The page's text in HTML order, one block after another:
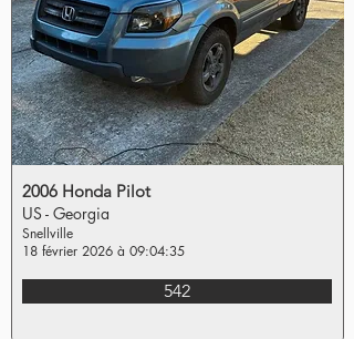
2006 Honda Pilot
US - Georgia
Snellville
18 février 2026 à 09:04:35
542